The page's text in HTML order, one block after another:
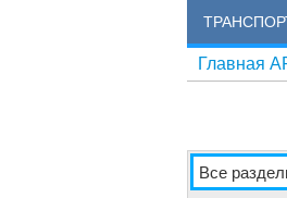
Главная